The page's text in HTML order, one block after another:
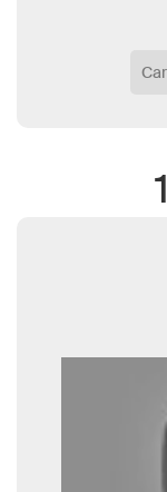
1